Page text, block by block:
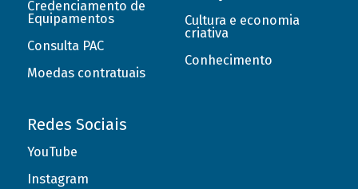
Credenciamento de
Equipamentos
Consulta PAC
Moedas contratuais
Cultura e economia
criativa
Conhecimento
Redes Sociais
YouTube
Instagram